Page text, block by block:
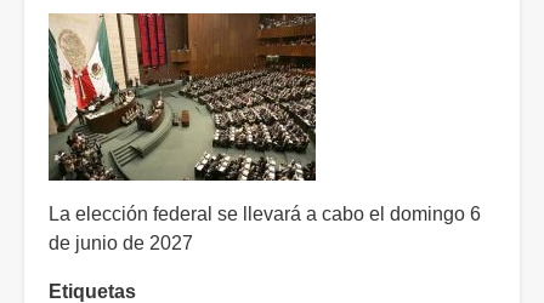
usar
el
término
“narcogobierno”
contra
Morena
La elección federal se llevará a cabo el domingo 6
de junio de 2027
Etiquetas